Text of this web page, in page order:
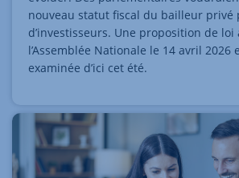
nouveau statut fiscal du bailleur
d’investisseurs. Une proposition de loi
l’Assemblée Nationale le 14 avril 2026
examinée d’ici cet été.